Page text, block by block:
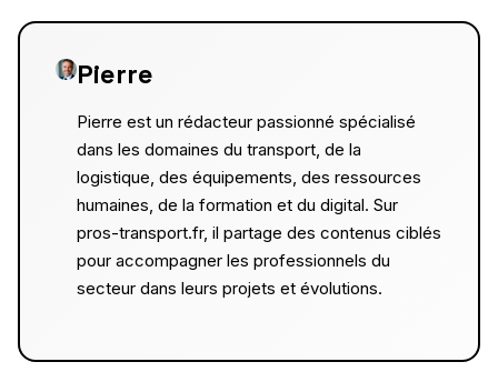
Pierre
Pierre est un rédacteur passionné spécialisé
dans les domaines du transport, de la
logistique, des équipements, des ressources
humaines, de la formation et du digital. Sur
pros-transport.fr, il partage des contenus ciblés
pour accompagner les professionnels du
secteur dans leurs projets et évolutions.